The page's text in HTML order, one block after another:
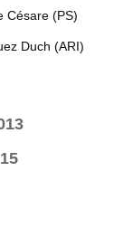
Césare (PS)
Duch (ARI)